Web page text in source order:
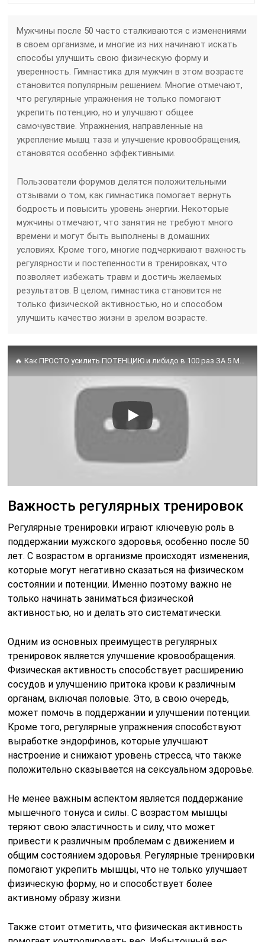
Мужчины после 50 часто сталкиваются с изменениями
в своем организме, и многие из них начинают искать
способы улучшить свою физическую форму и
уверенность. Гимнастика для мужчин в этом возрасте
становится популярным решением. Многие отмечают,
что регулярные упражнения не только помогают
укрепить потенцию, но и улучшают общее
самочувствие. Упражнения, направленные на
укрепление мышц таза и улучшение кровообращения,
становятся особенно эффективными.
Пользователи форумов делятся положительными
отзывами о том, как гимнастика помогает вернуть
бодрость и повысить уровень энергии. Некоторые
мужчины отмечают, что занятия не требуют много
времени и могут быть выполнены в домашних
условиях. Кроме того, многие подчеркивают важность
регулярности и постепенности в тренировках, что
позволяет избежать травм и достичь желаемых
результатов. В целом, гимнастика становится не
только физической активностью, но и способом
улучшить качество жизни в зрелом возрасте.
Важность регулярных тренировок
Регулярные тренировки играют ключевую роль в
поддержании мужского здоровья, особенно после 50
лет. С возрастом в организме происходят изменения,
которые могут негативно сказаться на физическом
состоянии и потенции. Именно поэтому важно не
только начинать заниматься физической
активностью, но и делать это систематически.
Одним из основных преимуществ регулярных
тренировок является улучшение кровообращения.
Физическая активность способствует расширению
сосудов и улучшению притока крови к различным
органам, включая половые. Это, в свою очередь,
может помочь в поддержании и улучшении потенции.
Кроме того, регулярные упражнения способствуют
выработке эндорфинов, которые улучшают
настроение и снижают уровень стресса, что также
положительно сказывается на сексуальном здоровье.
Не менее важным аспектом является поддержание
мышечного тонуса и силы. С возрастом мышцы
теряют свою эластичность и силу, что может
привести к различным проблемам с движением и
общим состоянием здоровья. Регулярные тренировки
помогают укрепить мышцы, что не только улучшает
физическую форму, но и способствует более
активному образу жизни.
Также стоит отметить, что физическая активность